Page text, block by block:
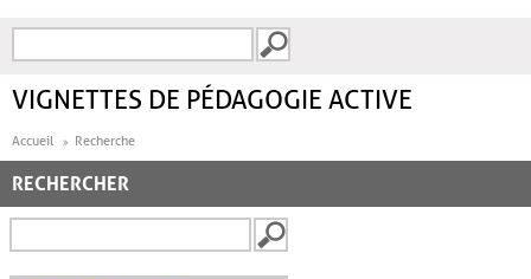
FORMULAIRE DE
VIGNETTES DE PÉDAGOGIE ACTIVE
Accueil Recherche
RECHERCHER